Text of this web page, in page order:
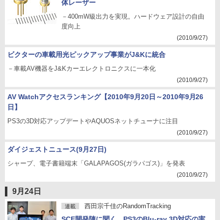
体レーザー
－400mW級出力を実現。ハードウェア設計の自由
度向上
(2010/9/27)
ビクターの車載用光ピックアップ事業がJ&Kに統合
－車載AV機器をJ&Kカーエレクトロニクスに一本化
(2010/9/27)
AV Watchアクセスランキング【2010年9月20日～2010年9月26
日】
PS3の3D対応アップデートやAQUOSネットチューナに注目
(2010/9/27)
ダイジェストニュース(9月27日)
シャープ、電子書籍端末「GALAPAGOS(ガラパゴス)」を発表
(2010/9/27)
9月24日
連載 西田宗千佳のRandomTracking